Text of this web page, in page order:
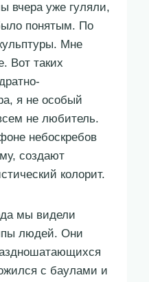
вчера уже гуляли,
понятым. По
Мне
Вот таких
я не особый
не любитель.
небоскребов
создают
колорит.
мы видели
людей. Они
с баулами и